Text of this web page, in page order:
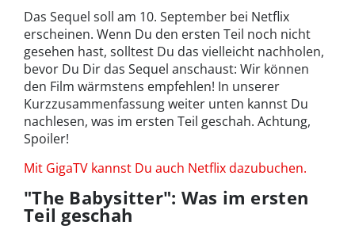
Das Sequel soll am 10. September bei Netflix
erscheinen. Wenn Du den ersten Teil noch nicht
gesehen hast, solltest Du das vielleicht nachholen,
bevor Du Dir das Sequel anschaust: Wir können
den Film wärmstens empfehlen! In unserer
Kurzzusammenfassung weiter unten kannst Du
nachlesen, was im ersten Teil geschah. Achtung,
Spoiler!
Mit GigaTV kannst Du auch Netflix dazubuchen.
"The Babysitter": Was im ersten
Teil geschah